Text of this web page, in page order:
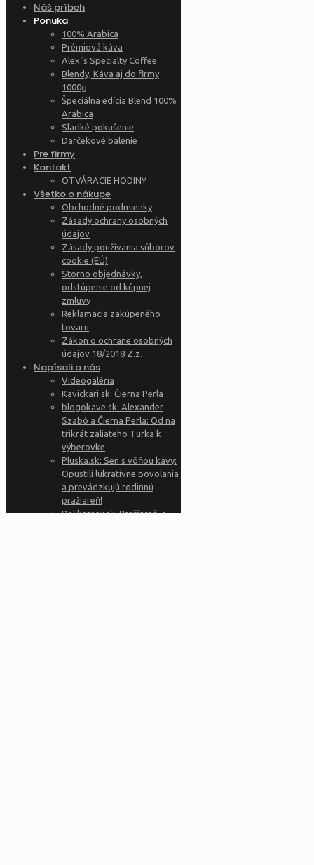
Náš príbeh
Ponuka
100% Arabica
Prémiová káva
Alex´s Specialty Coffee
Blendy, Káva aj do firmy
1000g
Špeciálna edícia Blend 100%
Arabica
Sladké pokušenie
Darčekové balenie
Pre firmy
Kontakt
OTVÁRACIE HODINY
Všetko o nákupe
Obchodné podmienky
Zásady ochrany osobných
údajov
Zásady používania súborov
cookie (EÚ)
Storno objednávky,
odstúpenie od kúpnej
zmluvy
Reklamácia zakúpeného
tovaru
Zákon o ochrane osobných
údajov 18/2018 Z.z.
Napísali o nás
Videogaléria
Kavickari.sk: Čierna Perla
blogokave.sk: Alexander
Szabó a Čierna Perla: Od na
trikrát zaliateho Turka k
výberovke
Pluska.sk: Sen s vôňou kávy:
Opustili lukratívne povolania
a prevádzkujú rodinnú
pražiareň!
Delikatesy.sk: Pražiareň, s